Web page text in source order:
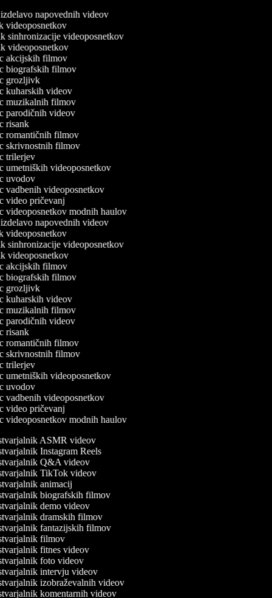
izdelavo napovednih videov
videoposnetkov
sinhronizacije videoposnetkov
videoposnetkov
akcijskih filmov
biografskih filmov
grozljivk
kuharskih videov
muzikalnih filmov
parodičnih videov
risank
romantičnih filmov
skrivnostnih filmov
trilerjev
umetniških videoposnetkov
uvodov
vadbenih videoposnetkov
video pričevanj
videoposnetkov modnih haulov
izdelavo napovednih videov
videoposnetkov
sinhronizacije videoposnetkov
videoposnetkov
akcijskih filmov
biografskih filmov
grozljivk
kuharskih videov
muzikalnih filmov
parodičnih videov
risank
romantičnih filmov
skrivnostnih filmov
trilerjev
umetniških videoposnetkov
uvodov
vadbenih videoposnetkov
video pričevanj
videoposnetkov modnih haulov
ASMR videov
Instagram Reels
Q&A videov
TikTok videov
animacij
biografskih filmov
demo videov
dramskih filmov
fantazijskih filmov
filmov
fitnes videov
foto videov
intervju videov
izobraževalnih videov
komentarnih videov